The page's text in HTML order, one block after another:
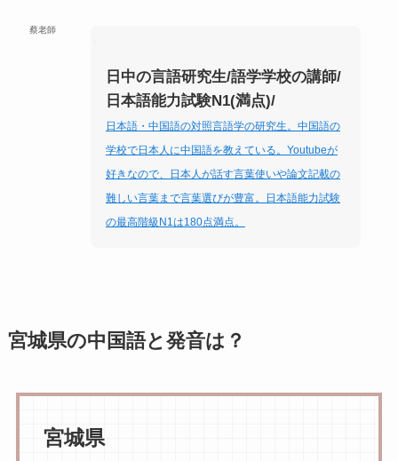
蔡老師
日中の言語研究生/語学学校の講師/
日本語能力試験N1(満点)/
日本語・中国語の対照言語学の研究生。中国語の
学校で日本人に中国語を教えている。Youtubeが
好きなので、日本人が話す言葉使いや論文記載の
難しい言葉まで言葉選びが豊富。日本語能力試験
の最高階級N1は180点満点。
宮城県の中国語と発音は？
宮城県